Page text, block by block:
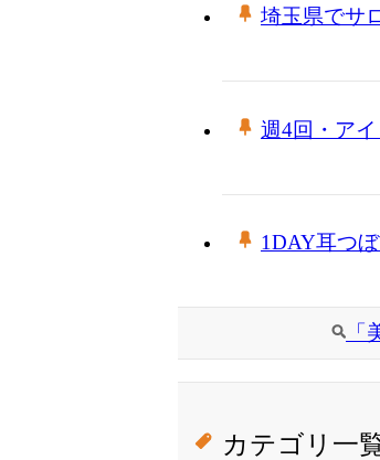
埼玉県でサ
週4回・ア
1DAY耳つ
カテゴリ一